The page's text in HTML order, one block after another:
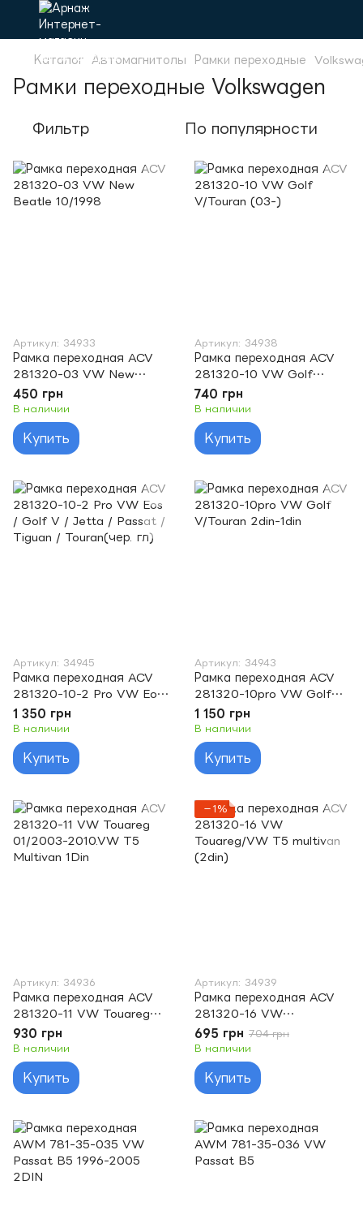
Каталог Автомагнитолы Рамки переходные
Рамки переходные Volkswagen
Фильтр По популярности
Артикул: 34933
Рамка переходная ACV
281320-03 VW New
Beatle 10/1998
450 грн
В наличии
Купить
Артикул: 34938
Рамка переходная ACV
281320-10 VW Golf
V/Touran (03-)
740 грн
В наличии
Купить
Артикул: 34945
Рамка переходная ACV
281320-10-2 Pro VW Eos
/ Golf V / Jetta / Passat /
Tiguan / Touran(чер. гл)
1 350 грн
В наличии
Купить
Артикул: 34943
Рамка переходная ACV
281320-10pro VW Golf
V/Touran 2din-1din
1 150 грн
В наличии
Купить
Артикул: 34936
Рамка переходная ACV
281320-11 VW Touareg
01/2003-2010.VW T5
Multivan 1Din
930 грн
В наличии
Купить
−1%
Артикул: 34939
Рамка переходная ACV
281320-16 VW
Touareg/VW T5 multivan
(2din)
695 грн 704 грн
В наличии
Купить